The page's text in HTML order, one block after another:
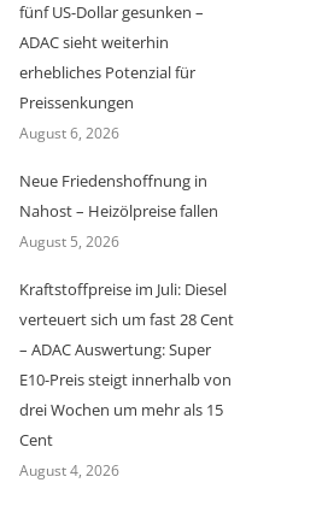
fünf US-Dollar gesunken –
ADAC sieht weiterhin
erhebliches Potenzial für
Preissenkungen
August 6, 2026
Neue Friedenshoffnung in
Nahost – Heizölpreise fallen
August 5, 2026
Kraftstoffpreise im Juli: Diesel
verteuert sich um fast 28 Cent
– ADAC Auswertung: Super
E10-Preis steigt innerhalb von
drei Wochen um mehr als 15
Cent
August 4, 2026